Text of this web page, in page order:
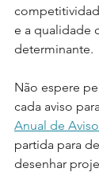
e a qualidade
determinante.
Não espere
cada aviso
Anual de
partida para
desenhar